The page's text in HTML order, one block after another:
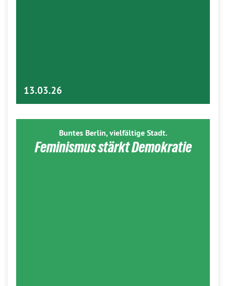
13.03.26
Buntes Berlin, vielfältige Stadt.
Feminismus stärkt Demokratie